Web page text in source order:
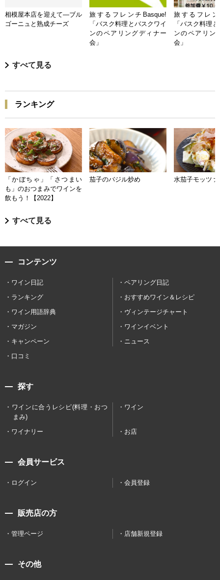
相模屋本店を迎えて―ブル
ゴーニュと熟成チーズ
旅するフレンチBasque!
「バスク料理とバスクワイ
ンのペアリングディナー
会」
旅するフレン
「バスク料理
ンのペアリン
会」
すべて見る
ランキング
「かぼちゃ」「さつまい
も」のおつまみでワインを
飲もう！【2022】
茄子のバジル炒め 水茄子モッツァ
すべて見る
コンテンツ
ワイン日記
ペアリング日記
ランキング
おすすめワイン＆レシピ
ワイン用語辞典
ヴィンテージチャート
マガジン
ワインイベント
キャンペーン
ニュース
口コミ
探す
ワインに合うレシピ(料理・おつ
まみ)
ワイン
ワイナリー お店
会員サービス
ログイン 会員登録
販売店の方
管理ページ 店舗新規登録
その他